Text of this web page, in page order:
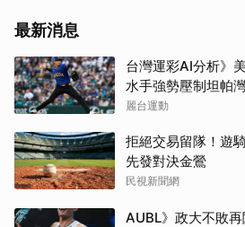
最新消息
台灣運彩AI分析》
水手強勢壓制坦帕
麗台運動
拒絕交易留隊！遊
先發對決金鶯
民視新聞網
AUBL》政大不敗